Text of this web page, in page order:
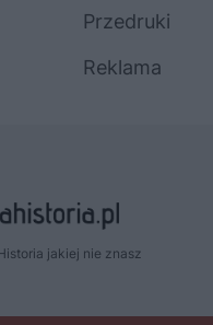
Przedruki
Reklama
jakiej nie znasz